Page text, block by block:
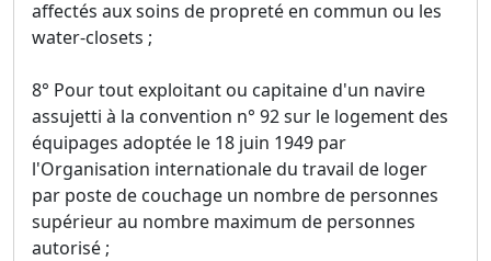
affectés aux soins de propreté en commun ou les
water-closets ;
8° Pour tout exploitant ou capitaine d'un navire
assujetti à la convention n° 92 sur le logement des
équipages adoptée le 18 juin 1949 par
l'Organisation internationale du travail de loger
par poste de couchage un nombre de personnes
supérieur au nombre maximum de personnes
autorisé ;